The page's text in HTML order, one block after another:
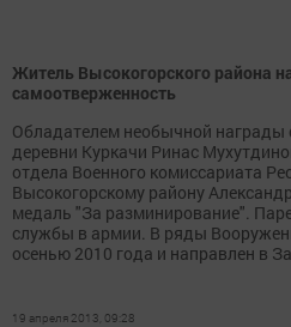
Житель Высокогорского района
самоотверженность
Обладателем необычной награды
деревни Куркачи Ринас
отдела Военного комиссариата
Высокогорскому району
медаль "За разминирование".
службы в армии. В ряды
осенью 2010 года и направлен в
19 апреля 2013, 09:28